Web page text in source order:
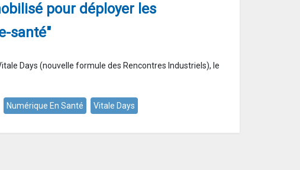
pour déployer les
santé"
Days (nouvelle formule des Rencontres Industriels), le
Numérique En Santé Vitale Days